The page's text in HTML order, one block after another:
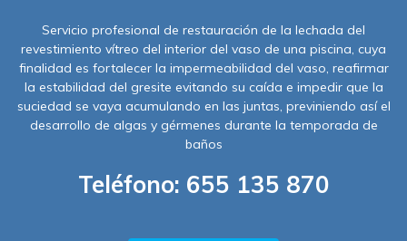
Servicio profesional de restauración de la lechada del
revestimiento vítreo del interior del vaso de una piscina, cuya
finalidad es fortalecer la impermeabilidad del vaso, reafirmar
la estabilidad del gresite evitando su caída e impedir que la
suciedad se vaya acumulando en las juntas, previniendo así el
desarrollo de algas y gérmenes durante la temporada de
baños
Teléfono: 655 135 870